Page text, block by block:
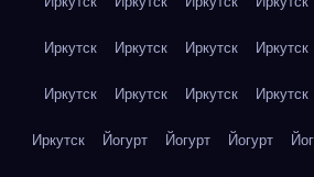
Иркутск Иркутск Иркутск Иркутск
Иркутск Иркутск Иркутск Иркутск
Иркутск Йогурт Йогурт Йогурт